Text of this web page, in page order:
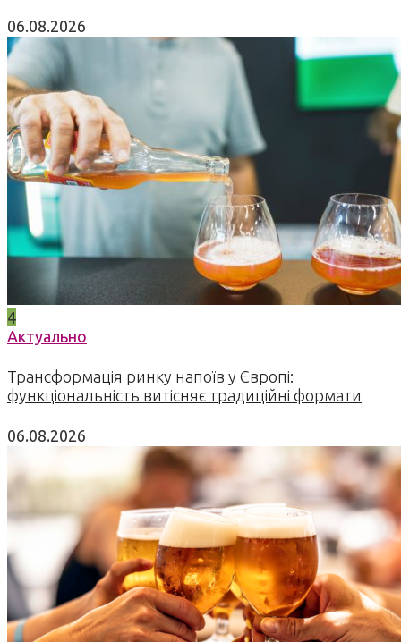
06.08.2026
4
Актуально
Трансформація ринку напоїв у Європі:
функціональність витісняє традиційні формати
06.08.2026